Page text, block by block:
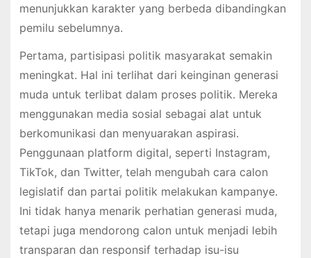
menunjukkan karakter yang berbeda dibandingkan
pemilu sebelumnya.
Pertama, partisipasi politik masyarakat semakin
meningkat. Hal ini terlihat dari keinginan generasi
muda untuk terlibat dalam proses politik. Mereka
menggunakan media sosial sebagai alat untuk
berkomunikasi dan menyuarakan aspirasi.
Penggunaan platform digital, seperti Instagram,
TikTok, dan Twitter, telah mengubah cara calon
legislatif dan partai politik melakukan kampanye.
Ini tidak hanya menarik perhatian generasi muda,
tetapi juga mendorong calon untuk menjadi lebih
transparan dan responsif terhadap isu-isu